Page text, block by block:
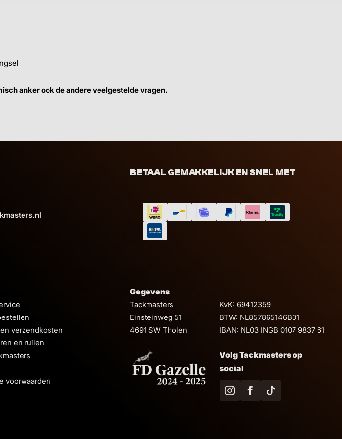
anker ook de andere veelgestelde vragen.
BETAAL GEMAKKELIJK EN SNEL MET
verzendkosten
en ruilen
voorwaarden
Gegevens
Tackmasters
Einsteinweg 51
4691 SW Tholen
KvK: 69412359
BTW: NL857865146B01
IBAN: NL03 INGB 0107 9837 61
Volg Tackmasters op
social